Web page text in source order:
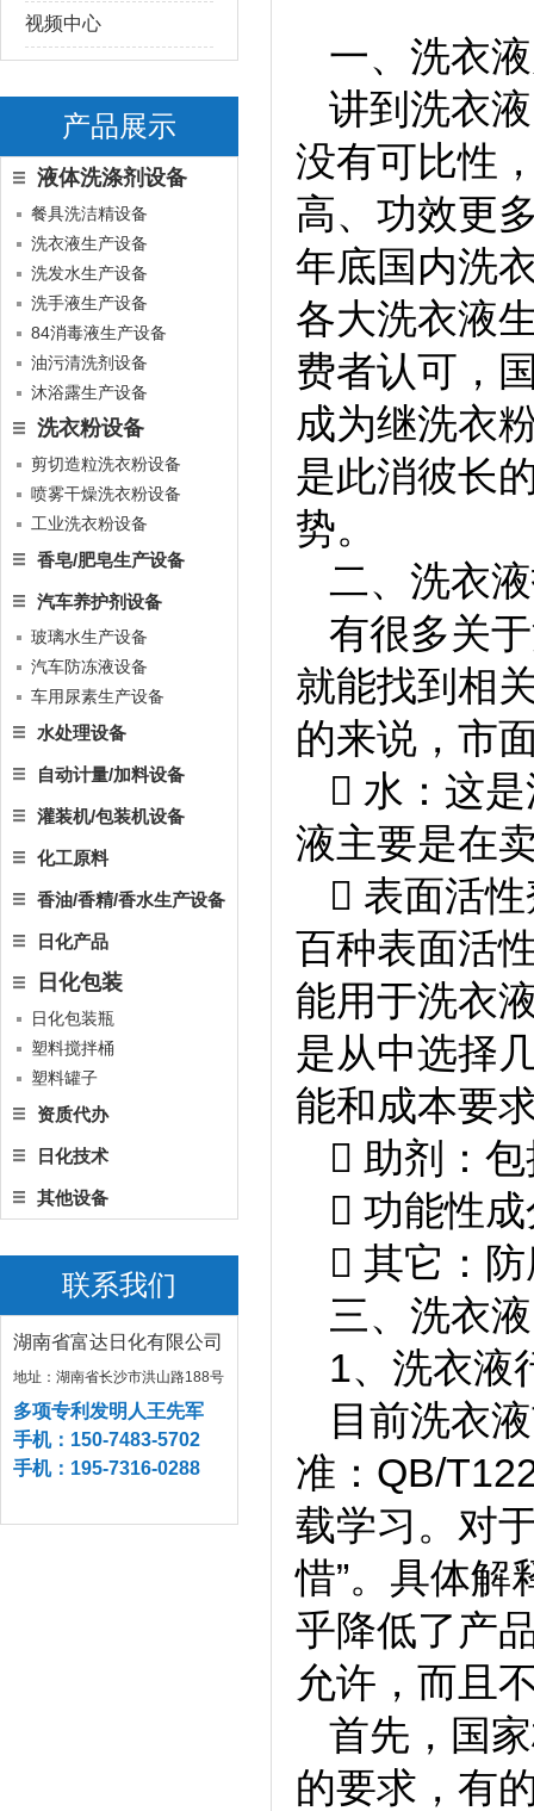
视频中心
产品展示
液体洗涤剂设备
餐具洗洁精设备
洗衣液生产设备
洗发水生产设备
洗手液生产设备
84消毒液生产设备
油污清洗剂设备
沐浴露生产设备
洗衣粉设备
剪切造粒洗衣粉设备
喷雾干燥洗衣粉设备
工业洗衣粉设备
香皂/肥皂生产设备
汽车养护剂设备
玻璃水生产设备
汽车防冻液设备
车用尿素生产设备
水处理设备
自动计量/加料设备
灌装机/包装机设备
化工原料
香油/香精/香水生产设备
日化产品
日化包装
日化包装瓶
塑料搅拌桶
塑料罐子
资质代办
日化技术
其他设备
联系我们
湖南省富达日化有限公司
地址：湖南省长沙市洪山路188号
多项专利发明人王先军
手机：150-7483-5702
手机：195-7316-0288
一、洗衣
讲到洗衣
没有可比性
高、功效更
年底国内洗
各大洗衣液
费者认可，
成为继洗衣
是此消彼长
势。
二、洗衣
有很多关
就能找到相
的来说，市
 水：这
液主要是在
 表面活
百种表面活
能用于洗衣
是从中选择
能和成本要
 助剂：
 功能性
 其它：
三、洗衣
1、洗衣液
目前洗衣
准：QB/
载学习。对
惜”。具体解
乎降低了产
允许，而且
首先，国
的要求，有